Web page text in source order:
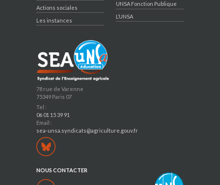
78 rue de Varenne
75349 Paris 07
Tel :
06 01 15 39 91
Email :
sea-unsa.syndicats@agriculture.gouv.fr
Actions sociales
Les instances
UNSA Fonction Publique
L’UNSA
NOUS CONTACTER